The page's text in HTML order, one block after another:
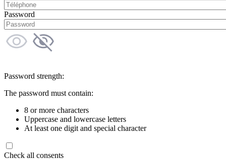
Password
Password strength:
The password must contain:
8 or more characters
Uppercase and lowercase letters
At least one digit and special character
Check all consents